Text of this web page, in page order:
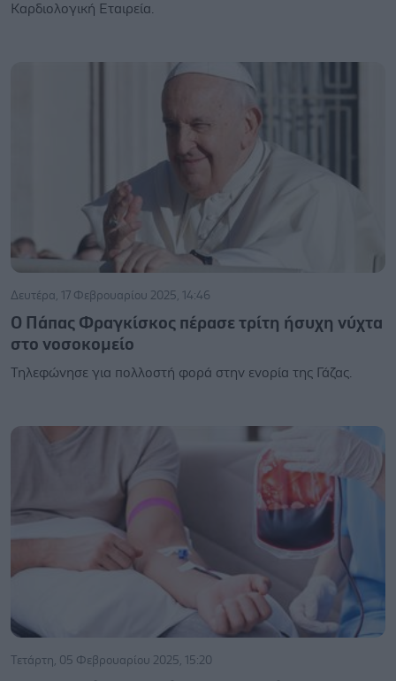
Καρδιολογική Εταιρεία.
Δευτέρα, 17 Φεβρουαρίου 2025, 14:46
Ο Πάπας Φραγκίσκος πέρασε τρίτη ήσυχη νύχτα
στο νοσοκομείο
Τηλεφώνησε για πολλοστή φορά στην ενορία της Γάζας.
Τετάρτη, 05 Φεβρουαρίου 2025, 15:20